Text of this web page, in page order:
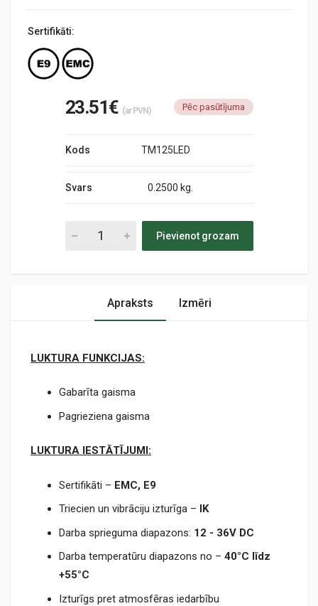
Sertifikāti:
23.51€ (ar PVN) Pēc pasūtījuma
Kods TM125LED
Svars 0.2500 kg.
Pievienot grozam
Apraksts Izmēri
LUKTURA FUNKCIJAS:
Gabarīta gaisma
Pagrieziena gaisma
LUKTURA IESTĀTĪJUMI:
Sertifikāti – EMC, E9
Triecien un vibrāciju izturīga – IK
Darba sprieguma diapazons: 12 - 36V DC
Darba temperatūru diapazons no – 40°C līdz
+55°C
Izturīgs pret atmosfēras iedarbību